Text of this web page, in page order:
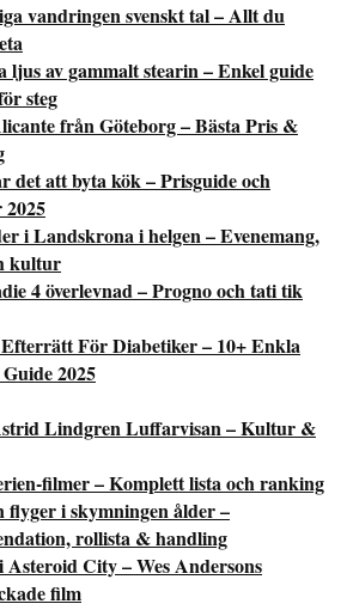
vandringen svenskt tal – Allt du
ljus av gammalt stearin – Enkel guide
steg
från Göteborg – Bästa Pris &
det att byta kök – Prisguide och
2025
i Landskrona i helgen – Evenemang,
kultur
4 överlevnad – Progno och tati tik
För Diabetiker – 10+ Enkla
2025
Lindgren Luffarvisan – Kultur &
filmer – Komplett lista och ranking
flyger i skymningen ålder –
rollista & handling
Asteroid City – Wes Andersons
film